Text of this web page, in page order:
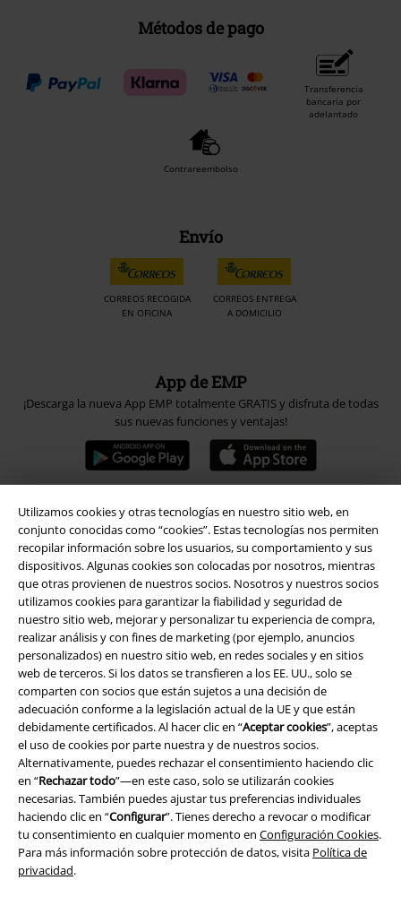
Utilizamos cookies y otras tecnologías en nuestro sitio web, en
conjunto conocidas como “cookies”. Estas tecnologías nos permiten
recopilar información sobre los usuarios, su comportamiento y sus
dispositivos. Algunas cookies son colocadas por nosotros, mientras
que otras provienen de nuestros socios. Nosotros y nuestros socios
utilizamos cookies para garantizar la fiabilidad y seguridad de
nuestro sitio web, mejorar y personalizar tu experiencia de compra,
realizar análisis y con fines de marketing (por ejemplo, anuncios
personalizados) en nuestro sitio web, en redes sociales y en sitios
web de terceros. Si los datos se transfieren a los EE. UU., solo se
comparten con socios que están sujetos a una decisión de
adecuación conforme a la legislación actual de la UE y que están
debidamente certificados. Al hacer clic en “Aceptar cookies”, aceptas
el uso de cookies por parte nuestra y de nuestros socios.
Alternativamente, puedes rechazar el consentimiento haciendo clic
en “Rechazar todo”—en este caso, solo se utilizarán cookies
necesarias. También puedes ajustar tus preferencias individuales
haciendo clic en “Configurar”. Tienes derecho a revocar o modificar
tu consentimiento en cualquier momento en Configuración Cookies.
Para más información sobre protección de datos, visita Política de
privacidad.
Métodos de pago
Transferencia
bancaria por
adelantado
Contrareembolso
Envío
CORREOS RECOGIDA
EN OFICINA
CORREOS ENTREGA
A DOMICILIO
App de EMP
¡Descarga la nueva App EMP totalmente GRATIS y disfruta de todas
sus nuevas funciones y ventajas!
A Warner Music Group Company
Seguridad